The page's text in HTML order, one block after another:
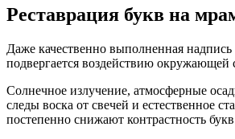
Реставрация букв на
Даже качественно выполненная
подвергается воздействию окружающей
Солнечное излучение, атмосферные
следы воска от свечей и естественное
постепенно снижают контрастность